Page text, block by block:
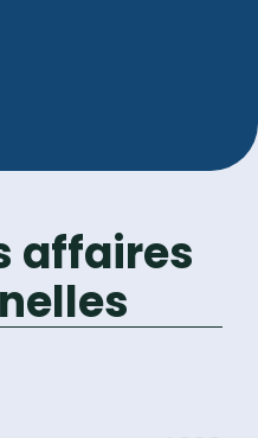
affaires